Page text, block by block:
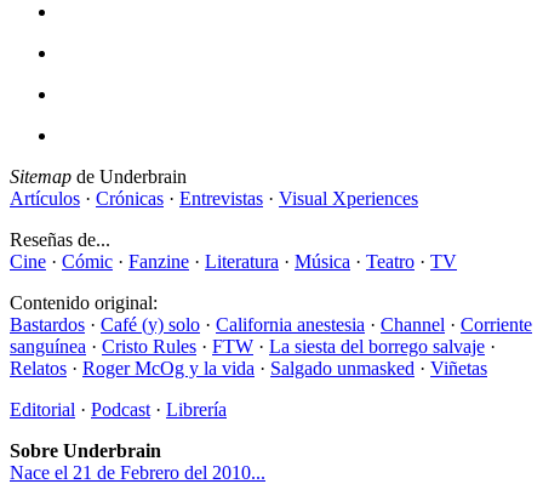
Sitemap de Underbrain
Artículos · Crónicas · Entrevistas · Visual Xperiences
Reseñas de...
Cine · Cómic · Fanzine · Literatura · Música · Teatro · TV
Contenido original:
Bastardos · Café (y) solo · California anestesia · Channel · Corriente
sanguínea · Cristo Rules · FTW · La siesta del borrego salvaje ·
Relatos · Roger McOg y la vida · Salgado unmasked · Viñetas
Editorial · Podcast · Librería
Sobre Underbrain
Nace el 21 de Febrero del 2010...